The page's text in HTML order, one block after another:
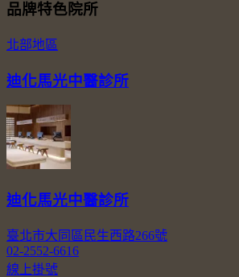
品牌特色院所
北部地區
迪化馬光中醫診所
迪化馬光中醫診所
臺北市大同區民生西路266號
02-2552-6616
線上掛號